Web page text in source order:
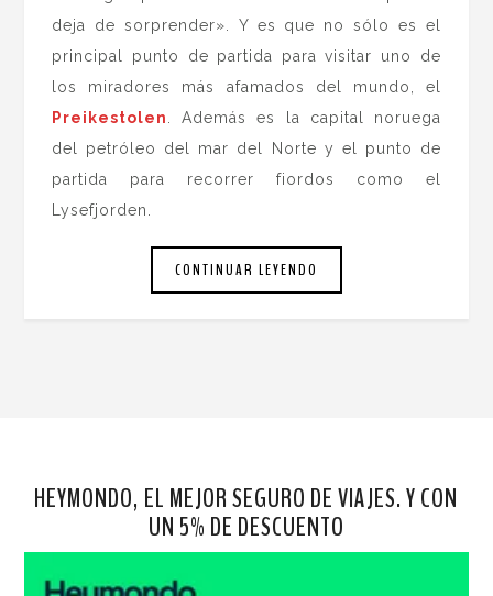
deja de sorprender». Y es que no sólo es el
principal punto de partida para visitar uno de
los miradores más afamados del mundo, el
Preikestolen
. Además es la capital noruega
del petróleo del mar del Norte y el punto de
partida para recorrer fiordos como el
Lysefjorden.
CONTINUAR LEYENDO
HEYMONDO, EL MEJOR SEGURO DE VIAJES. Y CON
UN 5% DE DESCUENTO